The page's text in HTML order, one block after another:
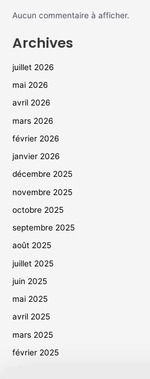
Aucun commentaire à afficher.
Archives
juillet 2026
mai 2026
avril 2026
mars 2026
février 2026
janvier 2026
décembre 2025
novembre 2025
octobre 2025
septembre 2025
août 2025
juillet 2025
juin 2025
mai 2025
avril 2025
mars 2025
février 2025
décembre 2024